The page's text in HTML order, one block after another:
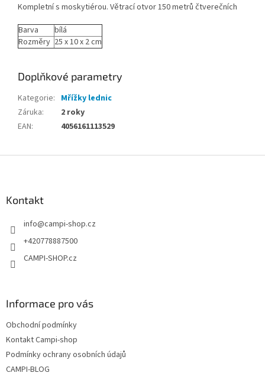
Kompletní s moskytiérou. Větrací otvor 150 metrů čtverečních
Barva
bílá
Rozměry 25 x 10 x 2 cm
Doplňkové parametry
Kategorie: Mřížky lednic
Záruka:
2 roky
EAN: 4056161113529
Kontakt
info@campi-shop.cz
+420778887500
CAMPI-SHOP.cz
Informace pro vás
Obchodní podmínky
Kontakt Campi-shop
Podmínky ochrany osobních údajů
CAMPI-BLOG